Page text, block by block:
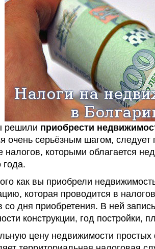
решили приобрести
очень серьёзным шагом, следует
налогов, которыми облагается
года.
как вы приобрели
которая проводится в
со дня приобретения. В ней
конструкции, год постройки,
цену недвижимости простых